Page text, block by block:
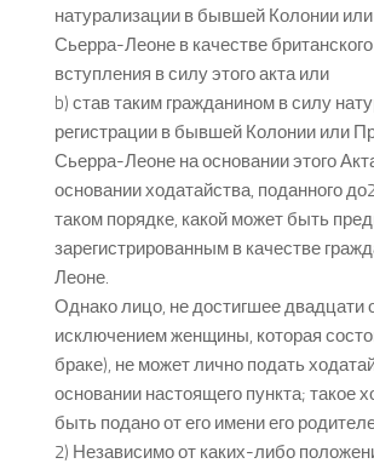
натурализации в бывшей Колонии
Сьерра-Леоне в качестве
вступления в силу этого акта или
b) став таким гражданином в силу
регистрации в бывшей Колонии или
Сьерра-Леоне на основании этого
основании ходатайства, поданного
таком порядке, какой может быть
зарегистрированным в качестве
Леоне.
Однако лицо, не достигшее двадцати
исключением женщины, которая
браке), не может лично подать
основании настоящего пункта; такое
быть подано от его имени его
2) Независимо от каких-либо